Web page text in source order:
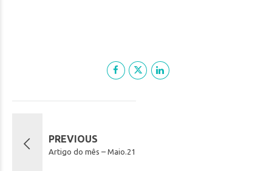
PREVIOUS
Artigo do mês – Maio.21